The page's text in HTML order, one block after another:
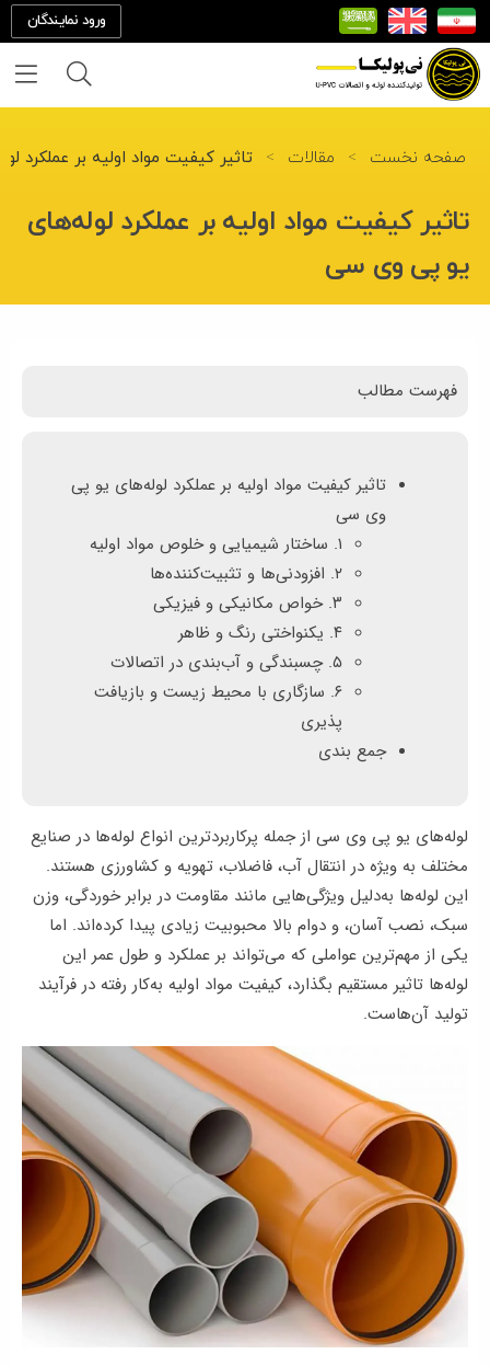
ورود نمایندگان
خانه
ما
تماس
محصولات
صفحه نخست > مقالات > تاثیر کیفیت مواد اولیه بر عملکرد
تاثیر کیفیت مواد اولیه بر عملکرد لوله‌های
یو پی وی سی
فهرست مطالب
تاثیر کیفیت مواد اولیه بر عملکرد لوله‌های یو پی
وی سی
۱. ساختار شیمیایی و خلوص مواد اولیه
۲. افزودنی‌ها و تثبیت‌کننده‌ها
۳. خواص مکانیکی و فیزیکی
۴. یکنواختی رنگ و ظاهر
۵. چسبندگی و آب‌بندی در اتصالات
۶. سازگاری با محیط‌ زیست و بازیافت‌
پذیری
جمع‌ بندی
لوله‌های یو پی وی سی از جمله پرکاربردترین انواع لوله‌ها در صنایع
مختلف به‌ ویژه در انتقال آب، فاضلاب، تهویه و کشاورزی هستند.
این لوله‌ها به‌دلیل ویژگی‌هایی مانند مقاومت در برابر خوردگی، وزن
سبک، نصب آسان، و دوام بالا محبوبیت زیادی پیدا کرده‌اند. اما
یکی از مهم‌ترین عواملی که می‌تواند بر عملکرد و طول عمر این
لوله‌ها تاثیر مستقیم بگذارد، کیفیت مواد اولیه به‌کار رفته در فرآیند
تولید آن‌هاست.